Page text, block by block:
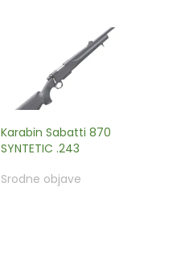
Karabin Sabatti 870
SYNTETIC .243
Srodne objave